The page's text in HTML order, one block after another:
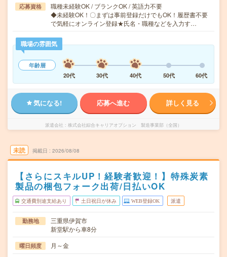
応募資格
職種未経験OK / ブランクOK / 英語力不要
◆未経験OK！〇まずは事前登録だけでもOK！履歴書不要
で気軽にオンライン登録★氏名・職種などを入力す…
職場の雰囲気
年齢層
20代
30代 40代 50代 60代
気になる! 応募へ進む 詳しく見る
派遣会社 株式会社綜合キャリアオプション 製造事業部（全国）
未読 掲載日 2026/08/08
【さらにスキルUP！経験者歓迎！】特殊炭素
製品の梱包フォーク出荷/日払いOK
交通費別途支給あり 土日祝日が休み WEB登録OK 派遣
勤務地
三重県伊賀市
新堂駅から車8分
曜日頻度 月～金